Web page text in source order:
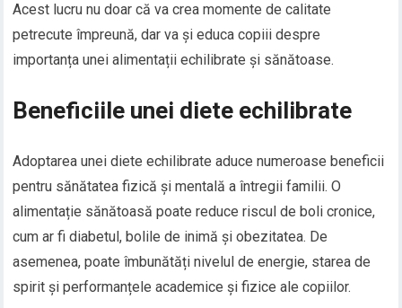
Acest lucru nu doar că va crea momente de calitate
petrecute împreună, dar va și educa copiii despre
importanța unei alimentații echilibrate și sănătoase.
Beneficiile unei diete echilibrate
Adoptarea unei diete echilibrate aduce numeroase beneficii
pentru sănătatea fizică și mentală a întregii familii. O
alimentație sănătoasă poate reduce riscul de boli cronice,
cum ar fi diabetul, bolile de inimă și obezitatea. De
asemenea, poate îmbunătăți nivelul de energie, starea de
spirit și performanțele academice și fizice ale copiilor.